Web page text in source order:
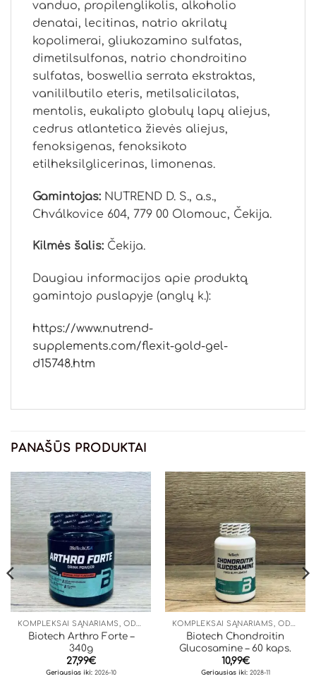
vanduo, propilenglikolis, alkoholio
denatai, lecitinas, natrio akrilatų
kopolimerai, gliukozamino sulfatas,
dimetilsulfonas, natrio chondroitino
sulfatas, boswellia serrata ekstraktas,
vanililbutilo eteris, metilsalicilatas,
mentolis, eukalipto globulų lapų aliejus,
cedrus atlantetica žievės aliejus,
fenoksigenas, fenoksikoto
etilheksilglicerinas, limonenas.
Gamintojas: NUTREND D. S., a.s.,
Chválkovice 604, 779 00 Olomouc, Čekija.
Kilmės šalis: Čekija.
Daugiau informacijos apie produktą
gamintojo puslapyje (anglų k.):
https://www.nutrend-
supplements.com/flexit-gold-gel-
d15748.htm
PANAŠŪS PRODUKTAI
Biotech Arthro Forte –
340g
27,99€
Geriausias iki: 2026-10
Biotech Chondroitin
Glucosamine – 60 kaps.
10,99€
Geriausias iki:2028-11